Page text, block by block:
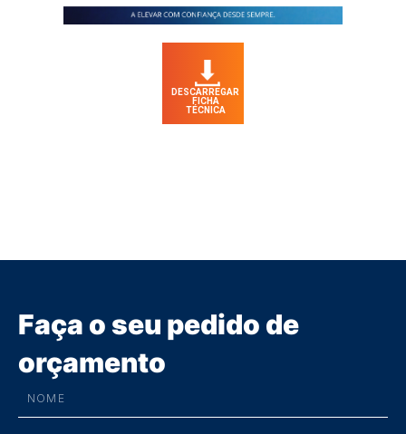
DESCARREGAR
FICHA
TÉCNICA
Faça o seu pedido de
orçamento